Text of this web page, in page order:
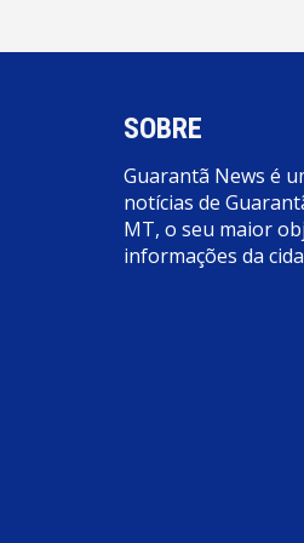
SOBRE
Guarantã News é
notícias de
MT, o seu maior
informações da